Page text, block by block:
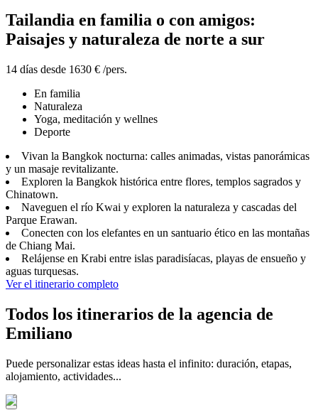
Tailandia en familia o con amigos:
Paisajes y naturaleza de norte a sur
14 días desde 1630 € /pers.
En familia
Naturaleza
Yoga, meditación y wellnes
Deporte
Vivan la Bangkok nocturna: calles animadas, vistas panorámicas
y un masaje revitalizante.
Exploren la Bangkok histórica entre flores, templos sagrados y
Chinatown.
Naveguen el río Kwai y exploren la naturaleza y cascadas del
Parque Erawan.
Conecten con los elefantes en un santuario ético en las montañas
de Chiang Mai.
Relájense en Krabi entre islas paradisíacas, playas de ensueño y
aguas turquesas.
Ver el itinerario completo
Todos los itinerarios de la agencia de
Emiliano
Puede personalizar estas ideas hasta el infinito: duración, etapas,
alojamiento, actividades...